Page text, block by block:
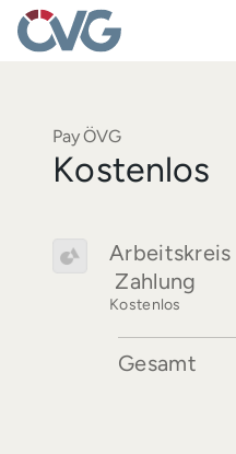
Pay ÖVG
Kostenlos
Zahlung
Kostenlos
Gesamt